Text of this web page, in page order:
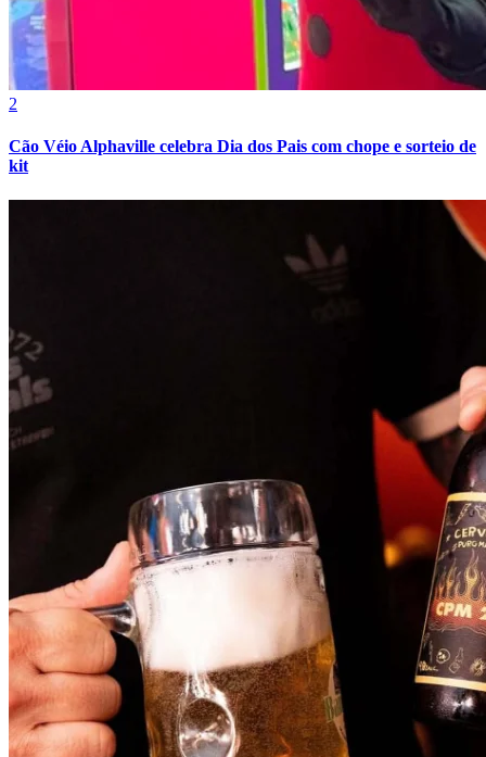
Botafogo
Grêmio
2
Cão Véio Alphaville celebra Dia dos Pais com chope e sorteio de
kit